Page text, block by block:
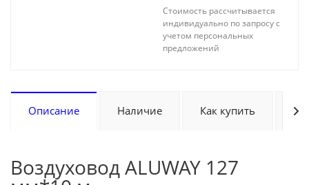
Стоимость рассчитывается
индивидуально по запросу с
учетом персональных
предложений
Описание Наличие Как купить
Воздуховод ALUWAY 127